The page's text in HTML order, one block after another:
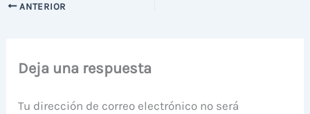
ANTERIOR
Deja una respuesta
Tu dirección de correo electrónico no será